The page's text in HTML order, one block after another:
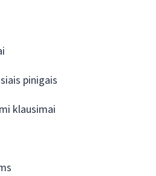
pinigais
klausimai